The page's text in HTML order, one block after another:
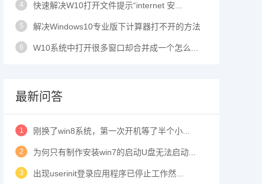
4 快速解决W10打开文件提示“internet 安...
5 解决Windows10专业版下计算器打不开的方法
6 W10系统中打开很多窗口却合并成一个怎么...
最新问答
1 刚换了win8系统，第一次开机等了半个小...
2 为何只有制作安装win7的启动U盘无法启动...
3 出现userinit登录应用程序已停止工作然...